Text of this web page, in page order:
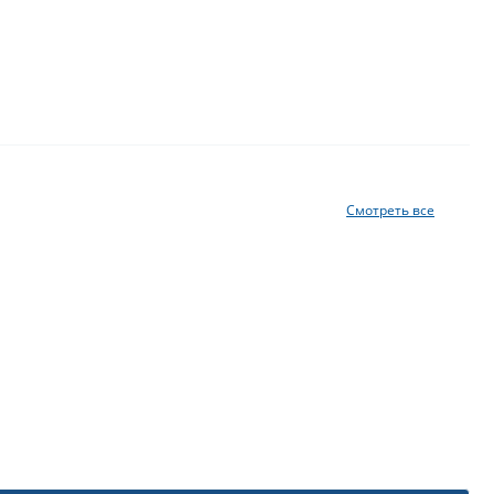
Смотреть все